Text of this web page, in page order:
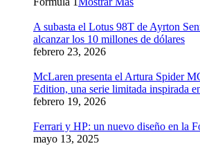
A subasta el Lotus 98T de Ayrton
alcanzar los 10 millones de dólares
febrero 23, 2026
McLaren presenta el Artura Spider
Edition, una serie limitada inspirada
febrero 19, 2026
Ferrari y HP: un nuevo diseño en la
mayo 13, 2025